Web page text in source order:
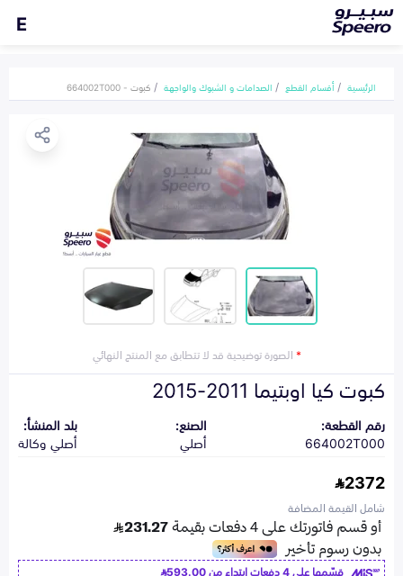
E
الرئيسية أقسام القطع الصدامات و الشبوك والواجهة كبوت - 664002T000
*الصورة توضيحية قد لا تتطابق مع المنتج النهائي
كبوت كيا اوبتيما 2011-2015
رقم القطعة:
664002T000
الصنع:
أصلي
بلد المنشأ:
أصلي وكالة
2372
شامل القيمة المضافة
قسّمها على 4 دفعات ابتداء من
593.00